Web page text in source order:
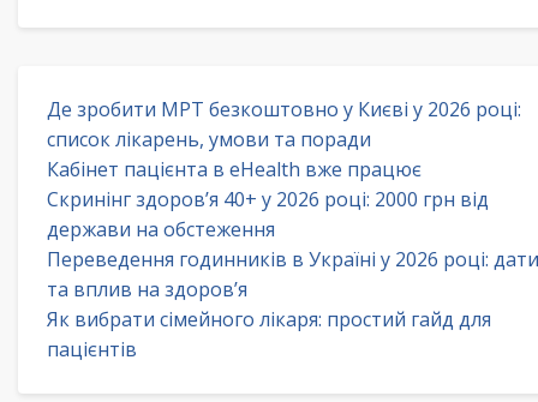
Де зробити МРТ безкоштовно у Києві у 2026 році:
список лікарень, умови та поради
Кабінет пацієнта в eHealth вже працює
Скринінг здоров’я 40+ у 2026 році: 2000 грн від
держави на обстеження
Переведення годинників в Україні у 2026 році: дати
та вплив на здоров’я
Як вибрати сімейного лікаря: простий гайд для
пацієнтів